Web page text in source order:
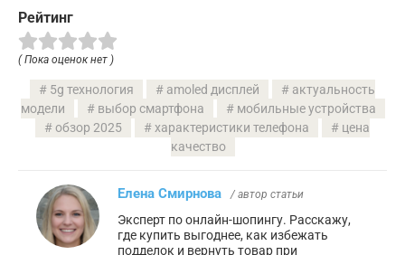
Рейтинг
( Пока оценок нет )
5g технология amoled дисплей
актуальность
модели
выбор смартфона
мобильные устройства
обзор 2025
характеристики телефона
цена
качество
Елена Смирнова / автор статьи
Эксперт по онлайн-шопингу. Расскажу,
где купить выгоднее, как избежать
подделок и вернуть товар при